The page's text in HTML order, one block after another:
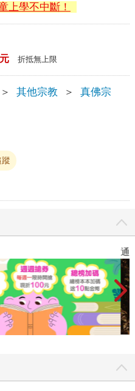
上學不中斷！
折抵無上限
＞ 其他宗教 ＞ 真佛宗
通